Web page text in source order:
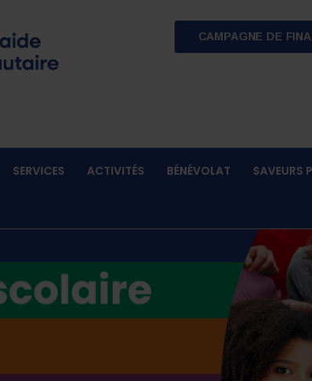
CAMPAGNE DE
SERVICES ACTIVITÉS BÉNÉVOLAT SAVEURS